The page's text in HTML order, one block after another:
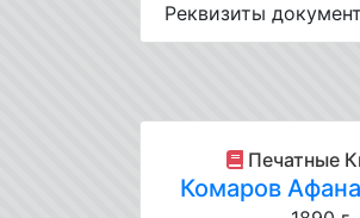
Реквизиты
Печатные
Комаров